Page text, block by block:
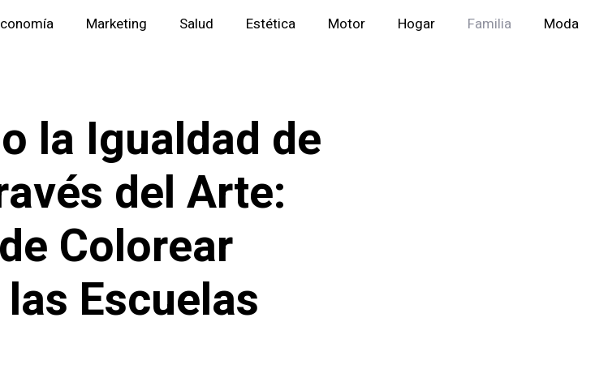
Marketing Salud Estética Motor Hogar Familia Moda
la Igualdad de
del Arte:
Colorear
Escuelas